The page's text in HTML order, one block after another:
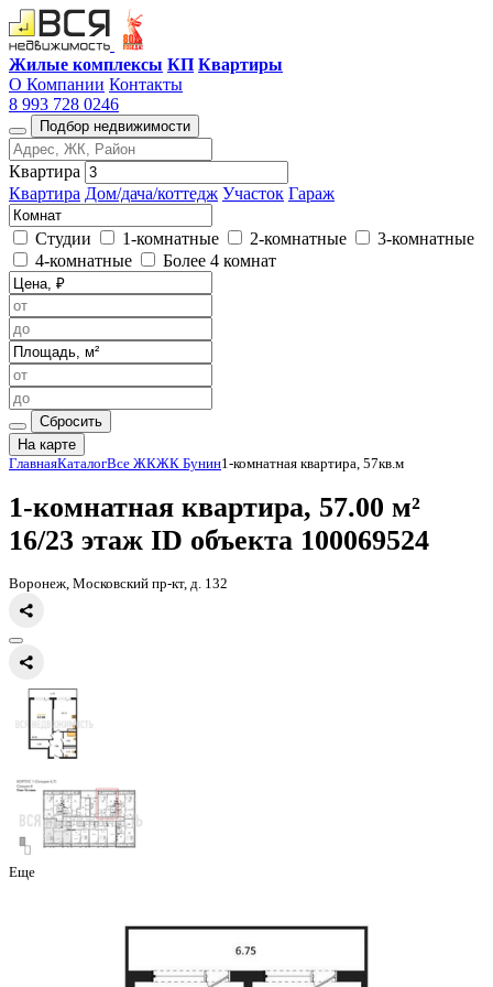
Жилые комплексы КП Квартиры
О Компании Контакты
8 993 728 0246
Подбор недвижимости
Квартира
Квартира Дом/дача/коттедж Участок Гараж
Студии 1-комнатные 2-комнатные
3-комнатные
4-комнатные
Более 4 комнат
Сбросить
На карте
Главная КаталогВсе ЖКЖК Бунин
1-комнатная квартира, 57.00
16/23 этаж
Воронеж, Московский пр-кт, д. 132